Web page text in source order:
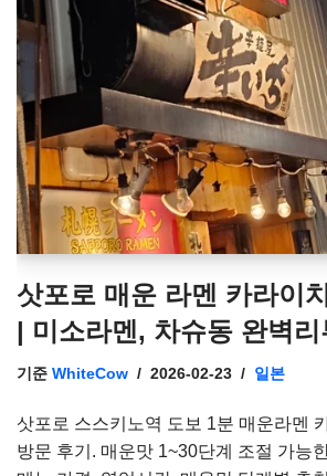
삿포로 매운 라멘 카라이
| 미소라멘, 차슈동 완벽리
기준 WhiteCow 2026-02-23 일본
삿포로 스스키노역 도보 1분 매운라멘
방문 후기. 매운맛 1~30단계 조절 가능